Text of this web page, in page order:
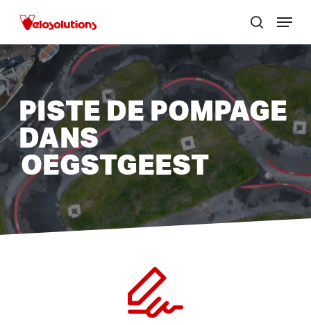
contenu
principal
zoek
Menu
PISTE DE POMPAGE
DANS
OEGSTGEEST
le
menu